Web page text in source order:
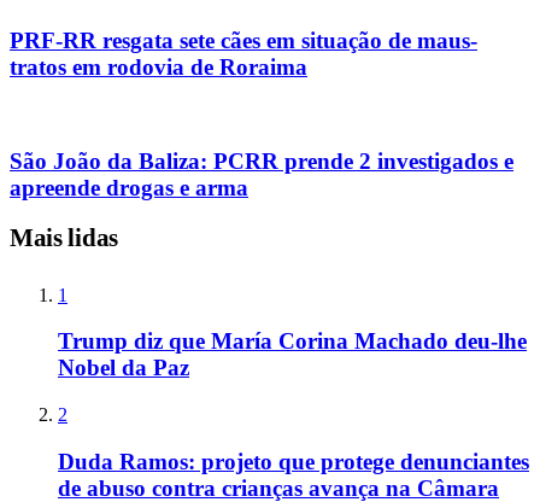
PRF-RR resgata sete cães em situação de maus-
tratos em rodovia de Roraima
São João da Baliza: PCRR prende 2 investigados e
apreende drogas e arma
Mais lidas
1
Trump diz que María Corina Machado deu-lhe
Nobel da Paz
2
Duda Ramos: projeto que protege denunciantes
de abuso contra crianças avança na Câmara